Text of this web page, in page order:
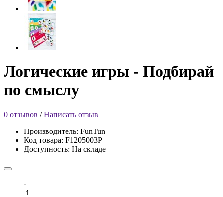
Логические игры - Подбирай
по смыслу
0 отзывов /Написать отзыв
Производитель: FunTun
Код товара: F1205003P
Доступность: На складе
-